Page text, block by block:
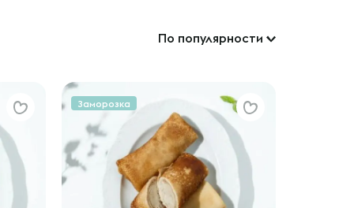
По популярности
Заморозка